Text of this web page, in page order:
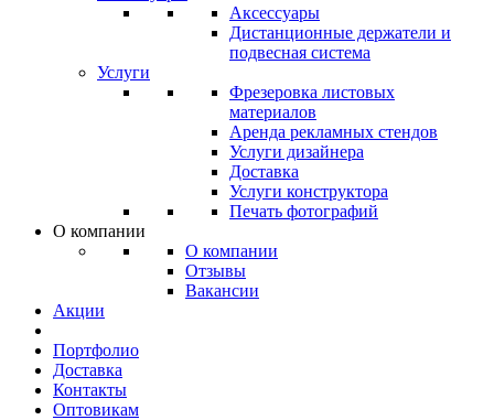
Аксессуары
Дистанционные держатели и
подвесная система
Услуги
Фрезеровка листовых
материалов
Аренда рекламных стендов
Услуги дизайнера
Доставка
Услуги конструктора
Печать фотографий
О компании
О компании
Отзывы
Вакансии
Акции
Портфолио
Доставка
Контакты
Оптовикам